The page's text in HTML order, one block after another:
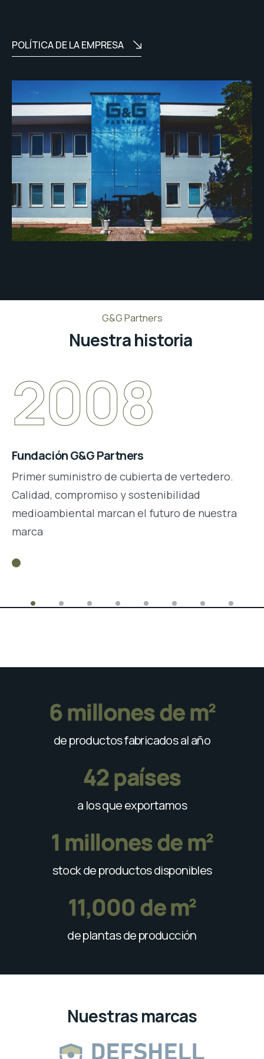
POLÍTICA DE LA EMPRESA
G&G Partners
Nuestra historia
2008
Fundación G&G Partners
Primer suministro de cubierta de vertedero.
Calidad, compromiso y sostenibilidad
medioambiental marcan el futuro de nuestra
marca
6 millones de m2
de productos fabricados al año
42 países
a los que exportamos
1 millones de m2
stock de productos disponibles
11,000 de m2
de plantas de producción
Nuestras marcas